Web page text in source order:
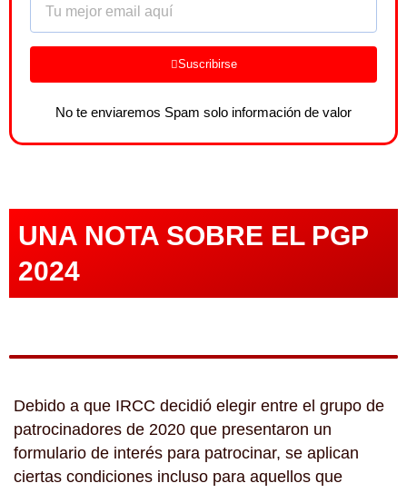
Suscribirse
No te enviaremos Spam solo información de valor
UNA NOTA SOBRE EL PGP
2024
Debido a que IRCC decidió elegir entre el grupo de
patrocinadores de 2020 que presentaron un
formulario de interés para patrocinar, se aplican
ciertas condiciones incluso para aquellos que